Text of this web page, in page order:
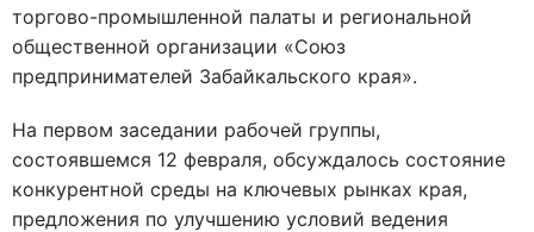
торгово-промышленной палаты и региональной
общественной организации «Союз
предпринимателей Забайкальского края».
На первом заседании рабочей группы,
состоявшемся 12 февраля, обсуждалось состояние
конкурентной среды на ключевых рынках края,
предложения по улучшению условий ведения